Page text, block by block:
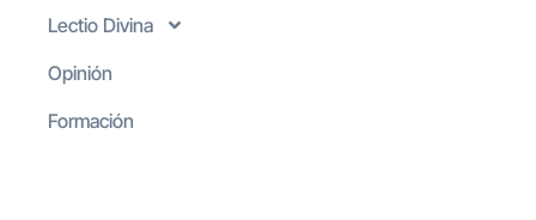
Lectio Divina
Opinión
Formación